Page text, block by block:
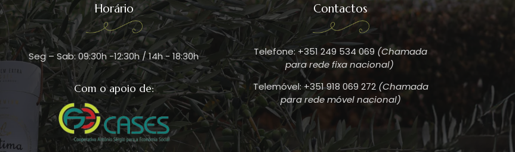
Horário
Seg – Sab: 09:30h -12:30h / 14h - 18:30h
Com o apoio de:
Contactos
Telefone: +351 249 534 069 (Chamada
para rede fixa nacional)
Telemóvel: +351 918 069 272 (Chamada
para rede móvel nacional)